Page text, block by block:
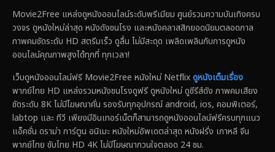
Movie2Free แหล่งดูหนังออนไลน์ระดับพรีเมียม ศูนย์รวมความบันเทิงครบ
วงจร ดูหนังใหม่ล่าสุด หนังดังชนโรง และหนังคลาสสิกยอดนิยมตลอดกาล
ภาพคมชัดระดับ HD สตรีมเร็ว ดูลื่น ไม่มีสะดุด เพลิดเพลินกับการดูหนัง
ออนไลน์คุณภาพสูงได้ทุกที่ ทุกเวลา!
เว็บดูหนังออนไลน์ฟรี Movie2Free หนังใหม่ Netflixดูหนังเต็มเรื่อง
พากย์ไทย HD แหล่งรวมหนังชนโรงดูฟรี ดูหนังใหม่ ดูซีรีส์ดัง ภาพคมเสียง
ชัดระดับ 8K ไม่มีโฆษณาคั่น รองรับทุกอุปกรณ์ android, ios, คอมพิเตอร์,
labtop และ ทีวี เพียงมีอินเทอร์เน็ตก็สามารถดูหนังออนไลน์ฟรีครบทุกแนว
แอ็คชั่น ดราม่า การ์ตูน อนิเมะ หนังใหม่อัพเดตล่าสุด หนังฝรั่ง เกาหลี จีน
พากย์ไทย ซับไทย HD 4K ไม่มีโฆษณากวนใจตลอด 24 ชม.